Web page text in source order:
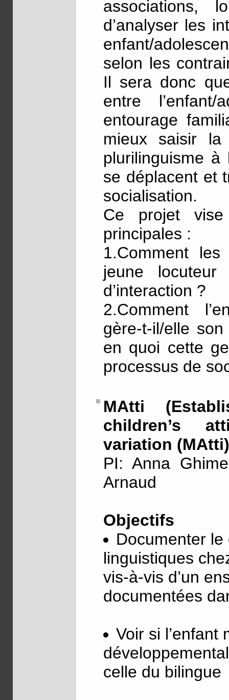
associations,
d’analyser les
enfant/
selon les
Il sera donc
entre
entourage
mieux saisir
plurilinguisme à
se déplacent et
socialisation.
Ce projet
principales :
1.Comment les
jeune
d’interaction ?
2.Comment
gère-t-il/elle
en quoi cette
processus de
MAtti
children’s
variation
PI: Anna
Arnaud
Objectifs
Documenter
linguistiques
vis-à-vis d’un
documentées
Voir si l’enfant
celle du bilingue